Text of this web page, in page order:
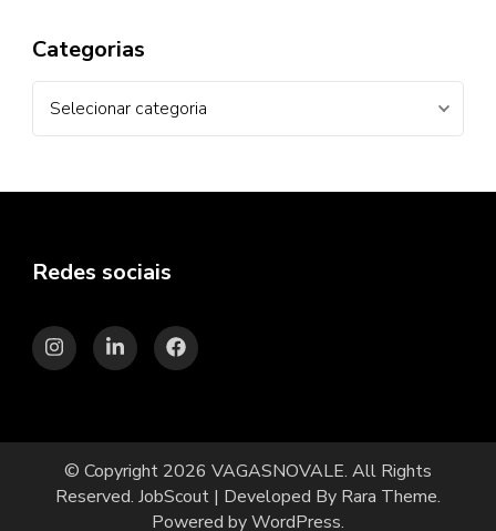
Categorias
Redes sociais
© Copyright 2026 VAGASNOVALE. All Rights
Reserved. JobScout | Developed By Rara Theme.
Powered byWordPress.